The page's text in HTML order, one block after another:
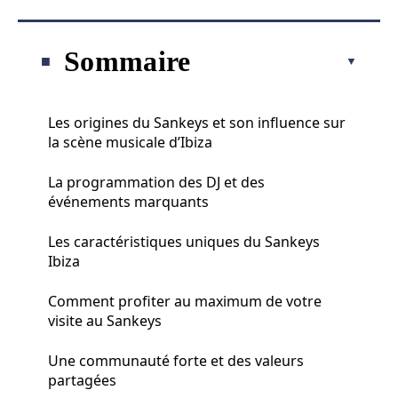
Sommaire
Les origines du Sankeys et son influence sur
la scène musicale d’Ibiza
La programmation des DJ et des
événements marquants
Les caractéristiques uniques du Sankeys
Ibiza
Comment profiter au maximum de votre
visite au Sankeys
Une communauté forte et des valeurs
partagées